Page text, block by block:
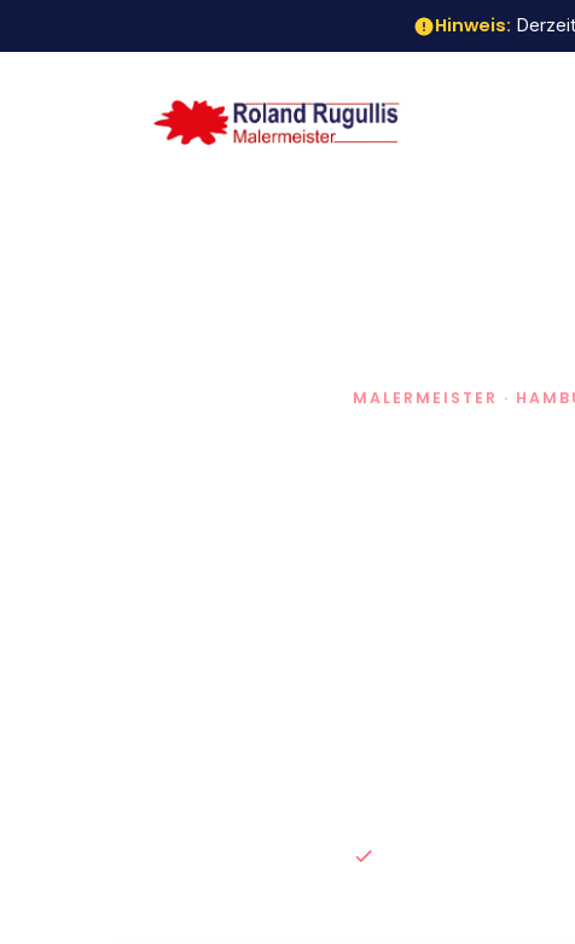
Hinweis:
MALERMEISTER ·